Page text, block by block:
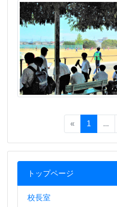
トップページ
校長室
« 1 ...